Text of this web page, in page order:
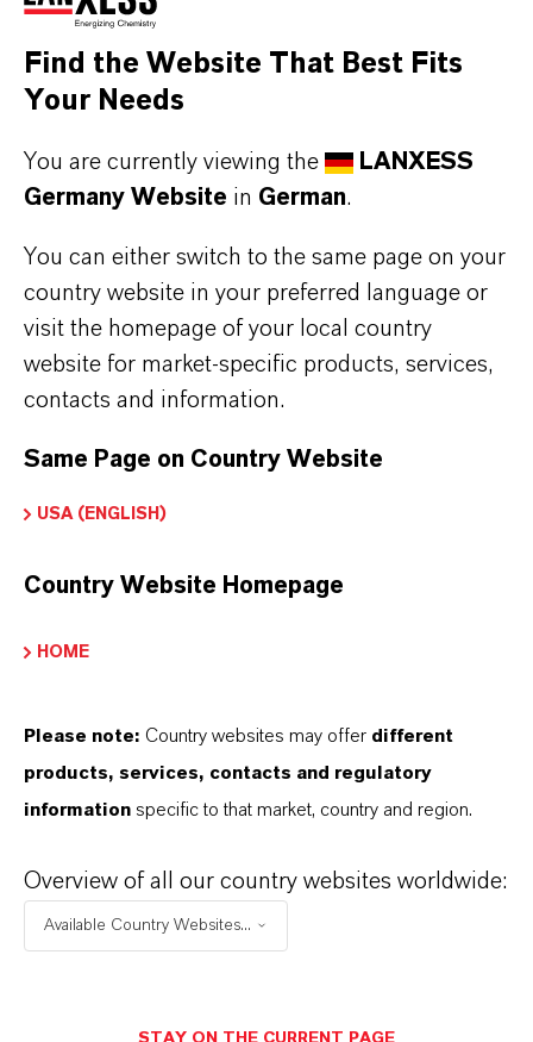
Advanced Industrial
Unsere Business Unit Advanced Industrial
Hersteller von hochwertigen industriellen
Zwischenprodukten wie Benzol- und
Toluolderivaten, Aminen und
Organometallverbindungen. Wir zeichnen uns
durch ein integriertes Produktionsnetzwerk mit
stabilen Geschäften in der Agrar- und
ein zuverlässiger Lieferant von hochwertigen
Eisenoxid- und Chromoxidpigmenten der
Marken Bayferrox® und Colortherm®. Bereits
umfassende Produktpalette stetig weiter und
bieten ein breites technisches Know-how an.
Find the Website That Best Fits
Your Needs
You are currently viewing the
LANXESS
Germany Website in German.
You can either switch to the same page on your
country website in your preferred language or
visit the homepage of your local country
website for market-specific products, services,
contacts and information.
Same Page on Country Website
USA (ENGLISH)
Country Website Homepage
HOME
Please note: Country websites may offer different
products, services, contacts and regulatory
information specific to that market, country and region.
Overview of all our country websites worldwide:
Available Country Websites...
STAY ON THE CURRENT PAGE